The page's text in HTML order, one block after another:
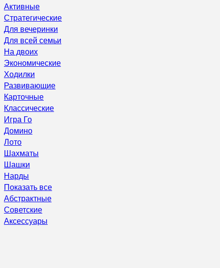
Активные
Стратегические
Для вечеринки
Для всей семьи
На двоих
Экономические
Ходилки
Развивающие
Карточные
Классические
Игра Го
Домино
Лото
Шахматы
Шашки
Нарды
Показать все
Абстрактные
Советские
Аксессуары